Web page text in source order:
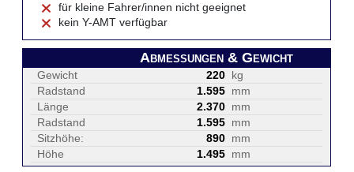
für kleine Fahrer/innen nicht geeignet
kein Y-AMT verfügbar
Abmessungen & Gewicht
Gewicht 220 kg
Radstand
1.595 mm
Länge
2.370 mm
Radstand
1.595 mm
Sitzhöhe:
890 mm
Höhe
1.495 mm